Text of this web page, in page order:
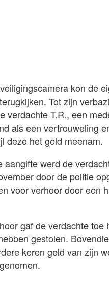
kon de
Tot zijn
verdachte T.R., een
als een vertrouweling
deze het geld meenam.
aangifte werd de
door de politie
voor verhoor door een
gaf de verdachte toe
gestolen.
keren geld van zijn